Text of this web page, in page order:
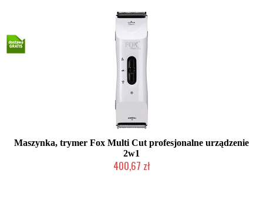
Maszynka, trymer Fox Multi Cut profesjonalne urządzenie
2w1
400,67 zł